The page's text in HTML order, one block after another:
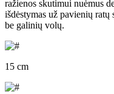
ražienos skutimui nuėmus
išdėstymas už pavienių
be galinių volų.
15 cm